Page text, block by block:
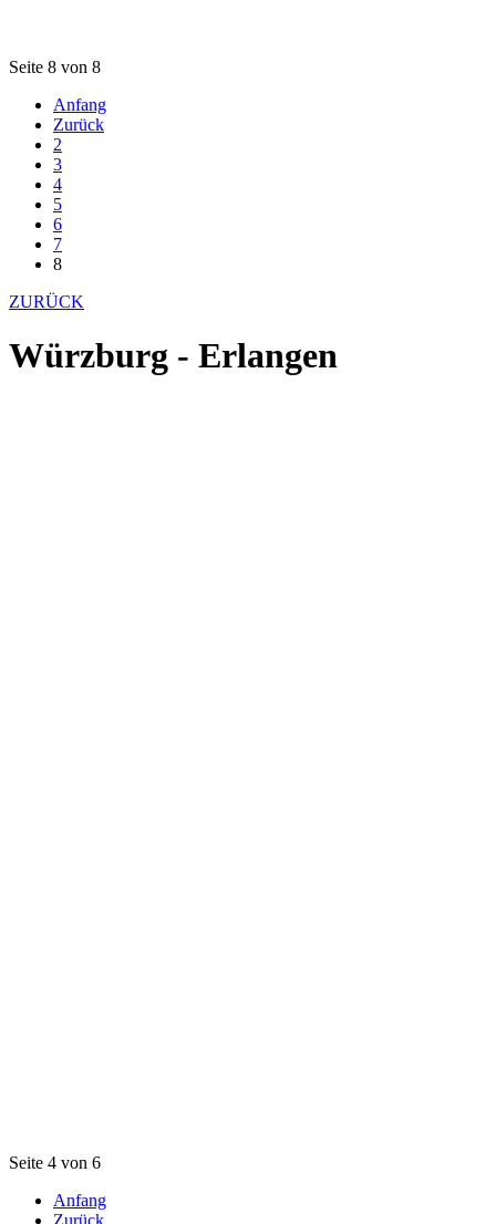
Seite 8 von 8
Anfang
Zurück
2
3
4
5
6
7
8
ZURÜCK
Würzburg - Erlangen
Seite 4 von 6
Anfang
Zurück